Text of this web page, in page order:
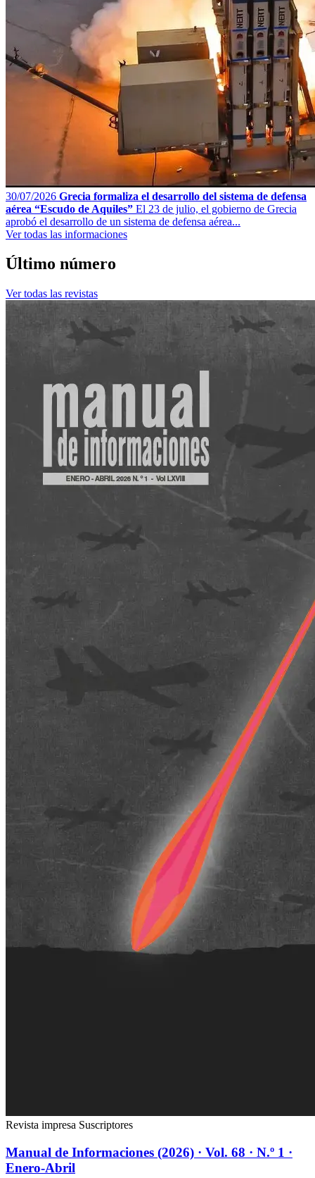
30/07/2026 Grecia formaliza el desarrollo del sistema de defensa
aérea “Escudo de Aquiles” El 23 de julio, el gobierno de Grecia
aprobó el desarrollo de un sistema de defensa aérea...
Ver todas las informaciones
Último número
Ver todas las revistas
Revista impresa Suscriptores
Manual de Informaciones (2026) · Vol. 68 · N.º 1 ·
Enero-Abril